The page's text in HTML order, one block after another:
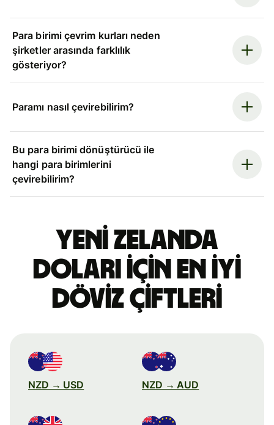
Para birimi çevrim kurları neden
şirketler arasında farklılık
gösteriyor?
Paramı nasıl çevirebilirim?
Bu para birimi dönüştürücü ile
hangi para birimlerini
çevirebilirim?
Yeni Zelanda
doları için en iyi
döviz çiftleri
NZD → USD NZD → AUD